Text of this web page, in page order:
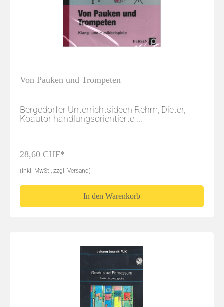
Von Pauken und Trompeten
Bergedorfer Unterrichtsideen Rehm, Dieter,
Koautor handlungsorientierte ...
28,60 CHF*
(inkl. MwSt., zzgl. Versand)
In den Warenkorb